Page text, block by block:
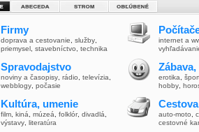
Firmy
doprava a cestovanie služby
priemysel stavebníctvo technika
Spravodajstvo
noviny a časopisy rádio televízia
webblogy počasie
Kultúra, umenie
film kiná múzeá folklór, divadlá
výstavy literatúra
internet a
erotika
hobby
auto-moto
cestovné